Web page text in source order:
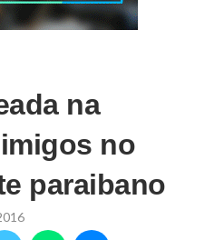
na
no
paraibano